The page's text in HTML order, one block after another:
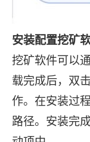
安装配置挖矿软
挖矿软件可以
载完成后，双
作。在安装过
路径。安装完